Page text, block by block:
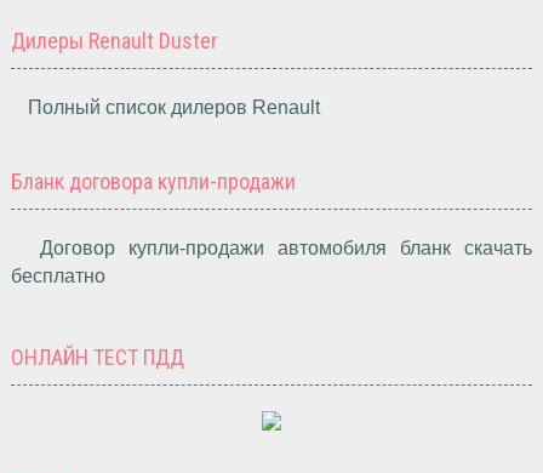
Дилеры Renault Duster
Полный список дилеров Renault
Бланк договора купли-продажи
Договор купли-продажи автомобиля бланк скачать
бесплатно
ОНЛАЙН ТЕСТ ПДД